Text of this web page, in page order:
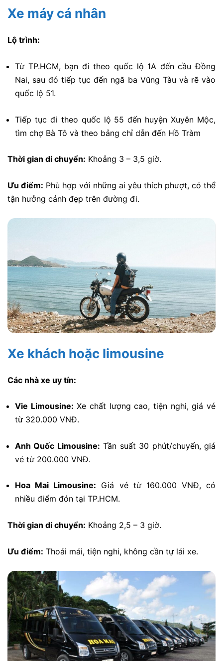
Xe máy cá nhân
Lộ trình:
Từ TP.HCM, bạn đi theo quốc lộ 1A đến cầu Đồng
Nai, sau đó tiếp tục đến ngã ba Vũng Tàu và rẽ vào
quốc lộ 51.
Tiếp tục đi theo quốc lộ 55 đến huyện Xuyên Mộc,
tìm chợ Bà Tô và theo bảng chỉ dẫn đến Hồ Tràm
Thời gian di chuyển: Khoảng 3 – 3,5 giờ.
Ưu điểm: Phù hợp với những ai yêu thích phượt, có thể
tận hưởng cảnh đẹp trên đường đi.
Xe khách hoặc limousine
Các nhà xe uy tín:
Vie Limousine: Xe chất lượng cao, tiện nghi, giá vé
từ 320.000 VNĐ.
Anh Quốc Limousine: Tần suất 30 phút/chuyến, giá
vé từ 200.000 VNĐ.
Hoa Mai Limousine: Giá vé từ 160.000 VNĐ, có
nhiều điểm đón tại TP.HCM.
Thời gian di chuyển: Khoảng 2,5 – 3 giờ.
Ưu điểm: Thoải mái, tiện nghi, không cần tự lái xe.